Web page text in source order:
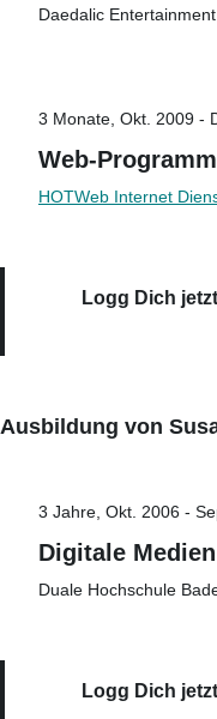
Daedalic
3 Monate, Okt. 2009 -
Web-
HOTWeb Internet
Logg Dich
Ausbildung von
3 Jahre, Okt. 2006 -
Digitale Medien
Duale Hochschule
Logg Dich